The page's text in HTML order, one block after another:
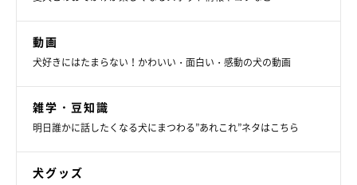
動画
犬好きにはたまらない！かわいい・面白い・感動の犬の動画
雑学・豆知識
明日誰かに話したくなる犬にまつわる”あれこれ”ネタはこちら
犬グッズ